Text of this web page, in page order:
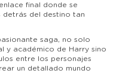
final donde se
del destino tan
saga, no solo
y académico de Harry sino
entre los personajes
un detallado mundo